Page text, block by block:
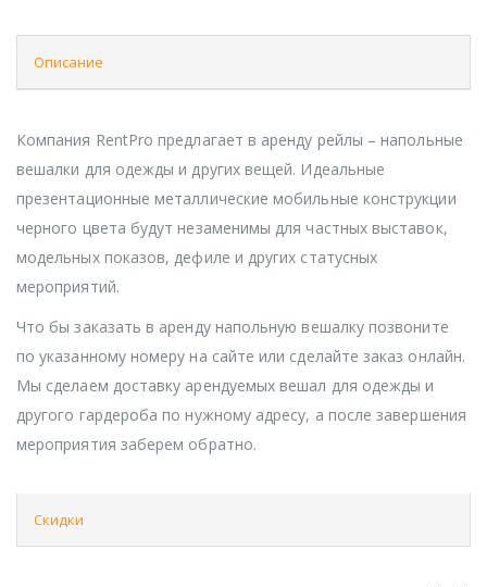
Описание
Компания RentPro предлагает в аренду рейлы – напольные
вешалки для одежды и других вещей. Идеальные
презентационные металлические мобильные конструкции
черного цвета будут незаменимы для частных выставок,
модельных показов, дефиле и других статусных
мероприятий.
Что бы заказать в аренду напольную вешалку позвоните
по указанному номеру на сайте или сделайте заказ онлайн.
Мы сделаем доставку арендуемых вешал для одежды и
другого гардероба по нужному адресу, а после завершения
мероприятия заберем обратно.
Скидки